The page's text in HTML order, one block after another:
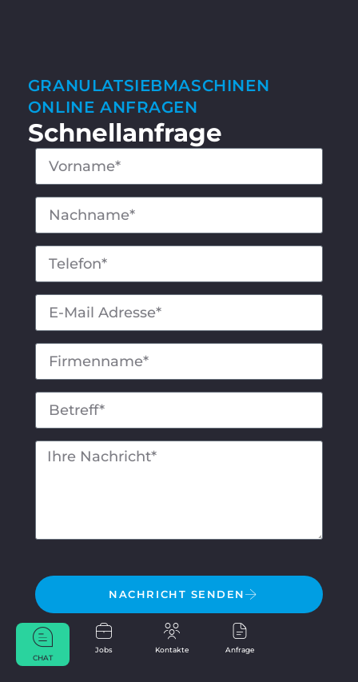
Jobs Kontakte
Anfrage
CHAT
GRANULATSIEB­MASCHINEN
ONLINE ANFRAGEN
Schnell­anfrage
NACHRICHT SENDEN